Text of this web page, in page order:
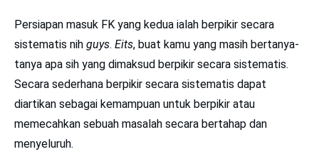
Persiapan masuk FK yang kedua ialah berpikir secara
sistematis nih guys. Eits, buat kamu yang masih bertanya-
tanya apa sih yang dimaksud berpikir secara sistematis.
Secara sederhana berpikir secara sistematis dapat
diartikan sebagai kemampuan untuk berpikir atau
memecahkan sebuah masalah secara bertahap dan
menyeluruh.